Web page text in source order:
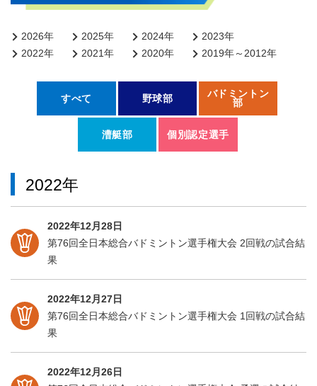
2026年 2025年 2024年
2023年
2022年
2021年 2020年 2019年～2012年
すべて 野球部
バドミントン
部
漕艇部 個別認定選手
2022年
2022年12月28日
第76回全日本総合バドミントン選手権大会 2回戦の試合結
果
2022年12月27日
第76回全日本総合バドミントン選手権大会 1回戦の試合結
果
2022年12月26日